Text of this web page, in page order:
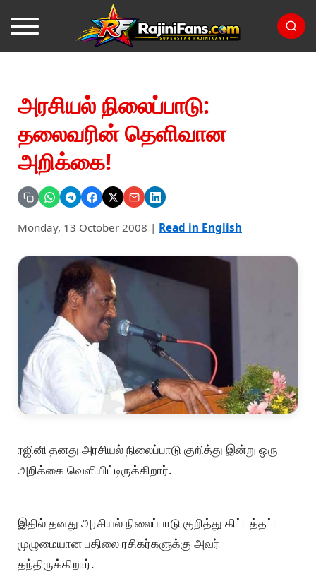
அரசியல் நிலைப்பாடு:
தலைவரின் தெளிவான
அறிக்கை!
Monday, 13 October 2008 | Read in English
ரஜினி தனது அரசியல் நிலைப்பாடு குறித்து இன்று ஒரு
அறிக்கை வெளியிட்டிருக்கிறார்.
இதில் தனது அரசியல் நிலைப்பாடு குறித்து கிட்டத்தட்ட
முழுமையான பதிலை ரசிகர்களுக்கு அவர்
தந்திருக்கிறார்.